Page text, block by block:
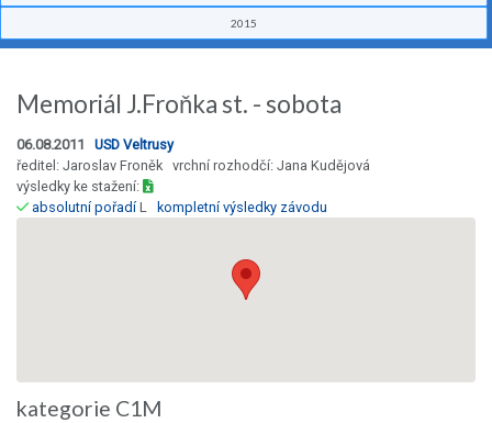
2015
Memoriál J.Froňka st. - sobota
06.08.2011 USD Veltrusy
ředitel: Jaroslav Froněk vrchní rozhodčí: Jana Kudějová
výsledky ke stažení:
absolutní pořadíL kompletní výsledky závodu
kategorie C1M